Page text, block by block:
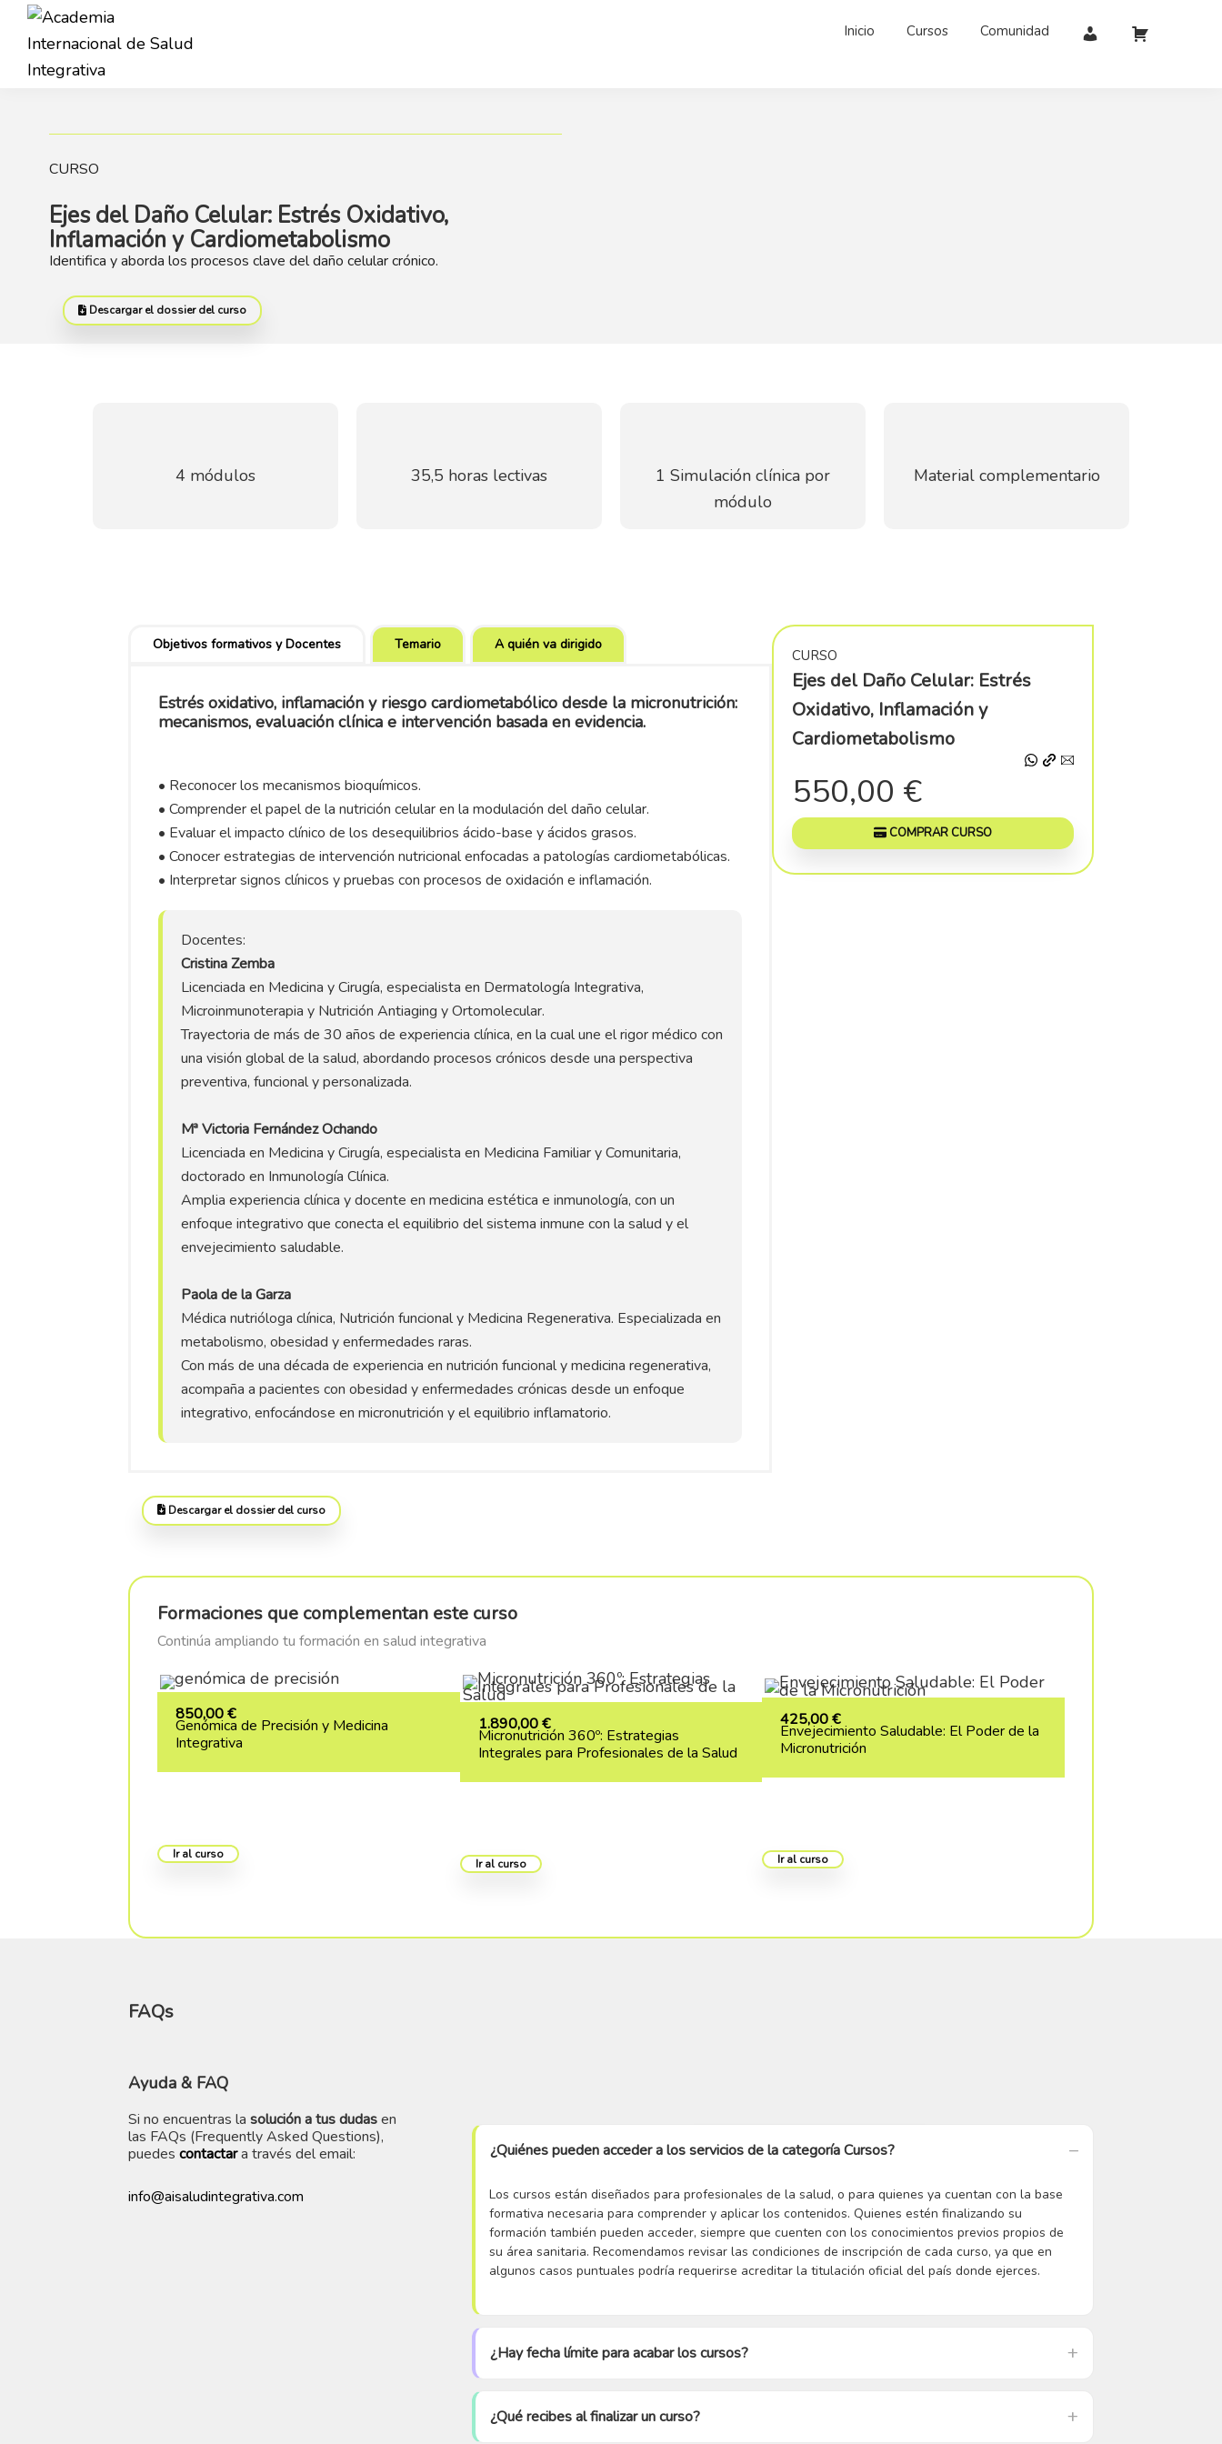
Saltar
Saltar
contenido
Integrativa
Inicio Cursos Comunidad
CURSO
Ejes del Daño Celular: Estrés Oxidativo,
Inflamación y Cardiometabolismo
Identifica y aborda los procesos clave del daño celular crónico.
Descargar el dossier del curso
4 módulos 35,5 horas lectivas
1 Simulación clínica por
módulo
Material complementario
Objetivos formativos y Docentes Temario A quién va dirigido
Estrés oxidativo, inflamación y riesgo cardiometabólico desde la micronutrición:
mecanismos, evaluación clínica e intervención basada en evidencia.
• Reconocer los mecanismos bioquímicos.
• Comprender el papel de la nutrición celular en la modulación del daño celular.
• Evaluar el impacto clínico de los desequilibrios ácido-base y ácidos grasos.
• Conocer estrategias de intervención nutricional enfocadas a patologías cardiometabólicas.
• Interpretar signos clínicos y pruebas con procesos de oxidación e inflamación.
Docentes:
Cristina Zemba
Licenciada en Medicina y Cirugía, especialista en Dermatología Integrativa,
Microinmunoterapia y Nutrición Antiaging y Ortomolecular.
Trayectoria de más de 30 años de experiencia clínica, en la cual une el rigor médico con
una visión global de la salud, abordando procesos crónicos desde una perspectiva
preventiva, funcional y personalizada.
Mª Victoria Fernández Ochando
Licenciada en Medicina y Cirugía, especialista en Medicina Familiar y Comunitaria,
doctorado en Inmunología Clínica.
Amplia experiencia clínica y docente en medicina estética e inmunología, con un
enfoque integrativo que conecta el equilibrio del sistema inmune con la salud y el
envejecimiento saludable.
Paola de la Garza
Médica nutrióloga clínica, Nutrición funcional y Medicina Regenerativa. Especializada en
metabolismo, obesidad y enfermedades raras.
Con más de una década de experiencia en nutrición funcional y medicina regenerativa,
acompaña a pacientes con obesidad y enfermedades crónicas desde un enfoque
integrativo, enfocándose en micronutrición y el equilibrio inflamatorio.
Descargar el dossier del curso
CURSO
Ejes del Daño Celular: Estrés
Oxidativo, Inflamación y
Cardiometabolismo
550,00 €
COMPRAR CURSO
Formaciones que complementan este curso
Continúa ampliando tu formación en salud integrativa
850,00€
Genómica de Precisión y Medicina
Integrativa
Ir al curso
1.890,00€
Micronutrición 360º: Estrategias
Integrales para Profesionales de la Salud
Ir al curso
425,00€
Envejecimiento Saludable: El Poder de la
Micronutrición
Ir al curso
FAQs
Ayuda & FAQ
Si no encuentras la solución a tus dudasen
las FAQs (Frequently Asked Questions),
puedes contactara través del email:
info@aisaludintegrativa.com
¿Quiénes pueden acceder a los servicios de la categoría Cursos?
Los cursos están diseñados para profesionales de la salud, o para quienes ya cuentan con la base
formativa necesaria para comprender y aplicar los contenidos. Quienes estén finalizando su
formación también pueden acceder, siempre que cuenten con los conocimientos previos propios de
su área sanitaria. Recomendamos revisar las condiciones de inscripción de cada curso, ya que en
algunos casos puntuales podría requerirse acreditar la titulación oficial del país donde ejerces.
¿Hay fecha límite para acabar los cursos?
¿Qué recibes al finalizar un curso?